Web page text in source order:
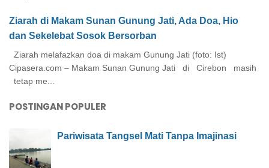
Ziarah di Makam Sunan Gunung Jati, Ada Doa, Hio
dan Sekelebat Sosok Bersorban
Ziarah melafazkan doa di makam Gunung Jati (foto: Ist)
Cipasera.com – Makam Sunan Gunung Jati di Cirebon masih
tetap me...
POSTINGAN POPULER
Pariwisata Tangsel Mati Tanpa Imajinasi